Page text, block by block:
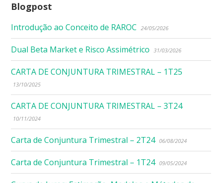
Blogpost
Introdução ao Conceito de RAROC 24/05/2026
Dual Beta Market e Risco Assimétrico 31/03/2026
CARTA DE CONJUNTURA TRIMESTRAL – 1T25
13/10/2025
CARTA DE CONJUNTURA TRIMESTRAL – 3T24
10/11/2024
Carta de Conjuntura Trimestral – 2T24 06/08/2024
Carta de Conjuntura Trimestral – 1T24 09/05/2024